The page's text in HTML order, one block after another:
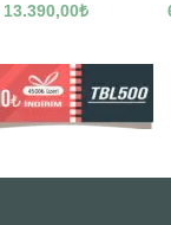
13.390,00₺